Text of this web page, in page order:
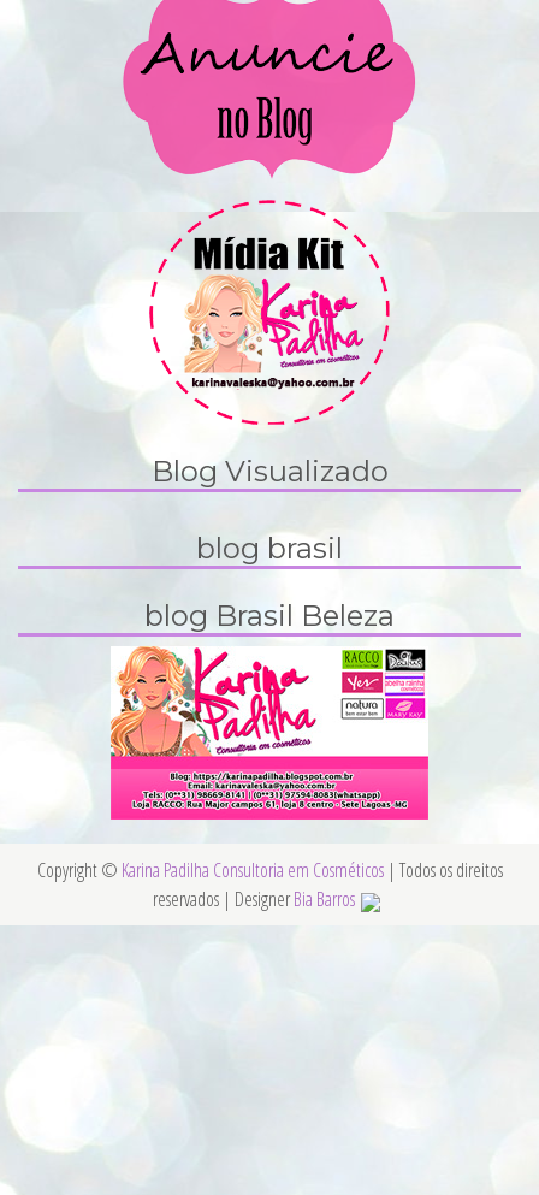
Blog Visualizado
blog brasil
blog Brasil Beleza
Copyright © Karina Padilha Consultoria em Cosméticos | Todos os direitos
reservados | DesignerBia Barros